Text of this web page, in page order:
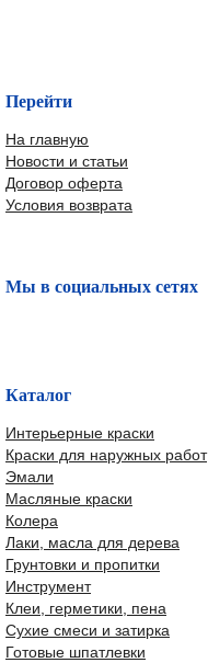
Перейти
На главную
Новости и статьи
Договор оферта
Условия возврата
Мы в социальных сетях
Каталог
Интерьерные краски
Краски для наружных работ
Эмали
Масляные краски
Колера
Лаки, масла для дерева
Грунтовки и пропитки
Инструмент
Клеи, герметики, пена
Сухие смеси и затирка
Готовые шпатлевки